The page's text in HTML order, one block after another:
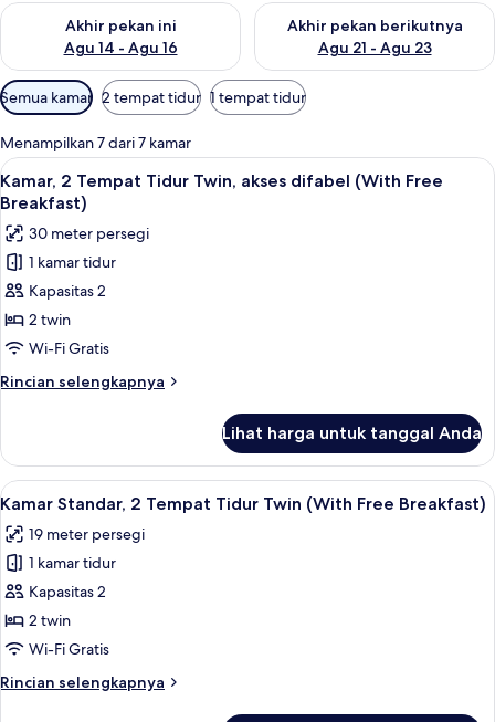
Akhir pekan ini
Agu 14 - Agu 16
Periksa ketersediaan untuk akhir pekan ini Agu 14 - Agu 16
Akhir pekan berikutnya
Agu 21 - Agu 23
Periksa ketersediaan untuk
Filter
tersedia
untuk
kamar
Semua kamar 2 tempat tidur 1 tempat tidur
Menampilkan 7 dari 7 kamar
Lihat
semua
foto
untuk
Kamar,
2
Tempat
Tidur
Twin,
akses
(With
Free
Breakfast)
Brankas, meja kerja, ruang kerja
6
Kamar, 2 Tempat Tidur Twin, akses difabel (With Free
Breakfast)
30 meter persegi
1 kamar tidur
Kapasitas 2
2 twin
Wi-Fi Gratis
Rincian selengkapnya
Rincian
Kamar,
Tempat
Twin,
akses
difabel
(With
Free
Breakfast)
Lihat harga untuk tanggal Anda
Lihat
semua
foto
untuk
Kamar
Standar,
2
Tidur
Brankas, meja kerja, ruang kerja
11
Kamar Standar, 2 Tempat Tidur Twin (With Free Breakfast)
19 meter persegi
1 kamar tidur
Kapasitas 2
2 twin
Wi-Fi Gratis
Rincian selengkapnya
Rincian